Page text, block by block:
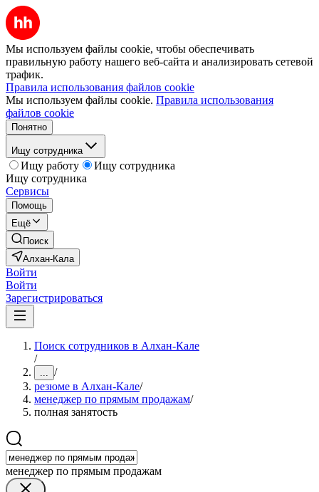
Мы используем файлы cookie, чтобы обеспечивать
правильную работу нашего веб-сайта и анализировать сетевой
трафик.
Правила использования файлов cookie
Мы используем файлы cookie. Правила использования
файлов cookie
Понятно
Ищу сотрудника
Ищу работу
Ищу сотрудника
Ищу сотрудника
Сервисы
Помощь
Ещё
Поиск
Алхан-Кала
Войти
Войти
Зарегистрироваться
Поиск сотрудников в Алхан-Кале
/
... /
резюме в Алхан-Кале/
менеджер по прямым продажам/
полная занятость
менеджер по прямым продажам